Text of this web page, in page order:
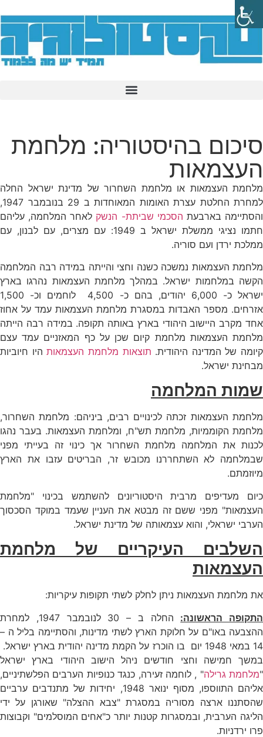
סיכום בהיסטוריה: מלחמת
העצמאות
מלחמת העצמאות או מלחמת השחרור של מדינת ישראל החלה
למחרת החלטת עצרת האומות המאוחדות ב 29 בנובמבר 1947,
והסתיימה בארבעת הסכמי שביתת- הנשק לאחר המלחמה, עליהם
חתמו נציגי ממשלת ישראל ב 1949: עם מצרים, עם לבנון, עם
ממלכת ירדן ועם סוריה.
מלחמת העצמאות נמשכה כשנה וחצי והייתה במידה רבה המלחמה
הקשה במלחמות ישראל. במהלך מלחמת העצמאות נהרגו בארץ
ישראל כ- 6,000 יהודים, בהם כ- 4,500 לוחמים וכ- 1,500
אזרחים. מספר האבדות במסגרת מלחמת העצמאות עמד על אחוז
אחד מקרב היישוב היהודי בארץ באותה תקופה. במידה רבה הייתה
מלחמת העצמאות מלחמת קיום שכן על כף המאזניים עמד עצם
קיומה של המדינה היהודית. תוצאות מלחמת העצמאותהיו חיוביות
מבחינת ישראל.
שמות המלחמה
מלחמת העצמאות זכתה לכינויים רבים, ביניהם: מלחמת השחרור,
מלחמת הקוממיות, מלחמת תש"ח, ומלחמת העצמאות. בעבר נהגו
לכנות את המלחמה מלחמת השחרור אך כינוי זה בעייתי מפני
שבמלחמה לא השתחררנו מכובש זר, הבריטים עזבו את הארץ
מיוזמתם.
כיום מעדיפים מרבית היסטוריונים להשתמש בכינוי "מלחמת
העצמאות" מפני ששם זה מבטא את העניין שעמד במוקד הסכסוך
הערבי ישראלי, והוא עצמאותה של מדינת ישראל.
השלבים העיקריים של מלחמת
העצמאות
את מלחמת העצמאות ניתן לחלק לשתי תקופות עיקריות:
התקופה הראשונה:
החלה ב – 30 לנובמבר 1947, למחרת
ההצבעה באו"ם על חלוקת הארץ לשתי מדינות, והסתיימה בליל ה –
14 במאי 1948 יום בו הוכרז על הקמת מדינה יהודית בארץ ישראל.
במשך חמישה וחצי חודשים ניהל הישוב היהודי בארץ ישראל
"מלחמת גרילה" , לוחמה זעירה, כנגד כנופיות הערבים הפלשתיניים,
אליהם התווספו, מסוף ינואר 1948, יחידות של מתנדבים ערביים
שהסתננו ארצה מסוריה במסגרת "צבא ההצלה" שאורגן על ידי
הליגה הערבית, ובמסגרות קטנות יותר כ"אחים המוסלמים" וקבוצות
פרו ירדניות.